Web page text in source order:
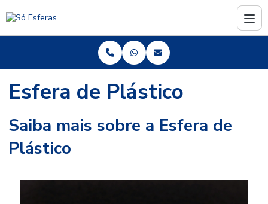
Esfera de Plástico
Saiba mais sobre a Esfera de
Plástico